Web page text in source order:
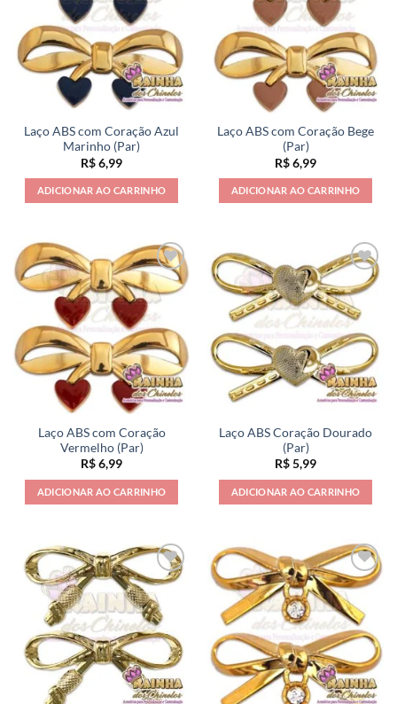
Laço ABS com Coração Azul
Marinho (Par)
R$6,99
ADICIONAR AO CARRINHO
Laço ABS com Coração Bege
(Par)
R$6,99
ADICIONAR AO CARRINHO
Laço ABS com Coração
Vermelho (Par)
R$6,99
ADICIONAR AO CARRINHO
Laço ABS Coração Dourado
(Par)
R$5,99
ADICIONAR AO CARRINHO